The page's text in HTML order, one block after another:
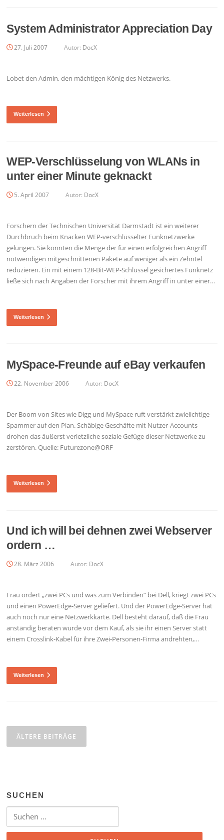
System Administrator Appreciation Day
27. Juli 2007 Autor: DocX
Lobet den Admin, den mächtigen König des Netzwerks.
Weiterlesen
WEP-Verschlüsselung von WLANs in
unter einer Minute geknackt
5. April 2007 Autor: DocX
Forschern der Technischen Universität Darmstadt ist ein weiterer
Durchbruch beim Knacken WEP-verschlüsselter Funknetzwerke
gelungen. Sie konnten die Menge der für einen erfolgreichen Angriff
notwendigen mitgeschnittenen Pakete auf weniger als ein Zehntel
reduzieren. Ein mit einem 128-Bit-WEP-Schlüssel gesichertes Funknetz
ließe sich nach Angaben der Forscher mit ihrem Angriff in unter einer…
Weiterlesen
MySpace-Freunde auf eBay verkaufen
22. November 2006 Autor: DocX
Der Boom von Sites wie Digg und MySpace ruft verstärkt zwielichtige
Spammer auf den Plan. Schäbige Geschäfte mit Nutzer-Accounts
drohen das äußerst verletzliche soziale Gefüge dieser Netzwerke zu
zerstören. Quelle: Futurezone@ORF
Weiterlesen
Und ich will bei dehnen zwei Webserver
ordern …
28. März 2006 Autor: DocX
Frau ordert „zwei PCs und was zum Verbinden“ bei Dell, kriegt zwei PCs
und einen PowerEdge-Server geliefert. Und der PowerEdge-Server hat
auch noch nur eine Netzwerkkarte. Dell besteht darauf, daß die Frau
anständig beraten wurde vor dem Kauf, als sie ihr einen Server statt
einem Crosslink-Kabel für ihre Zwei-Personen-Firma andrehten,…
Weiterlesen
ÄLTERE BEITRÄGE
SUCHEN
Suchen nach: